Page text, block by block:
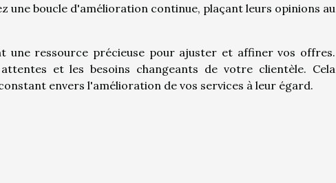
une boucle d'amélioration continue, plaçant leurs opinions au
une ressource précieuse pour ajuster et affiner vos offres.
et les besoins changeants de votre clientèle. Cela
envers l'amélioration de vos services à leur égard.